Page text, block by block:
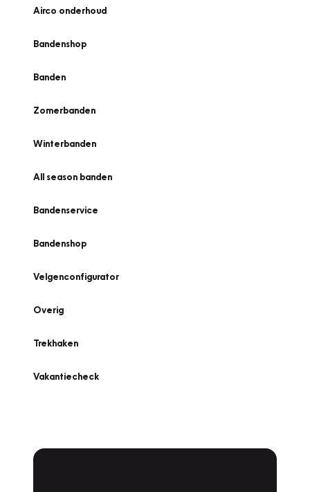
Airco onderhoud
Bandenshop
Banden
Zomerbanden
Winterbanden
All season banden
Bandenservice
Bandenshop
Velgenconfigurator
Overig
Trekhaken
Vakantiecheck